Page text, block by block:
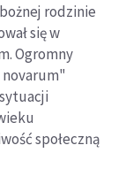
rodzinie
się w
Ogromny
novarum"
społeczną